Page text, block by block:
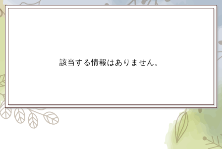
該当する情報はありません。